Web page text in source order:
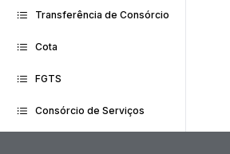
Transferência de Consórcio
Cota
FGTS
Consórcio de Serviços